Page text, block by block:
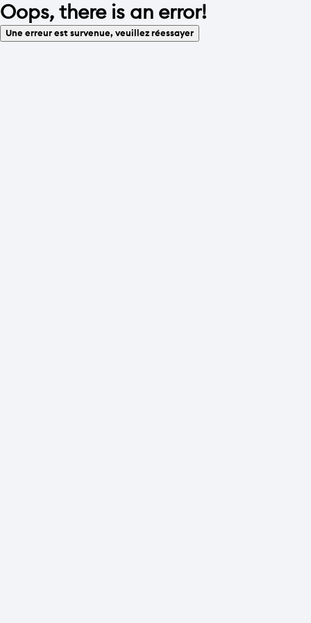
Oops, there is an error!
Une erreur est survenue, veuillez réessayer